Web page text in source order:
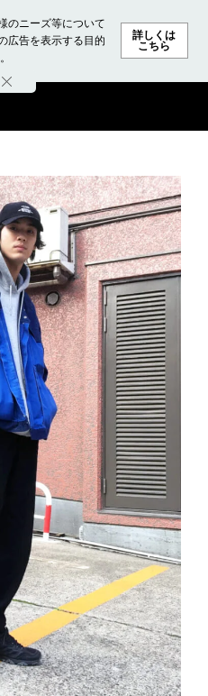
のニーズ等について
広告を表示する目的
詳しくは
こちら
グ ファッション ビューテ